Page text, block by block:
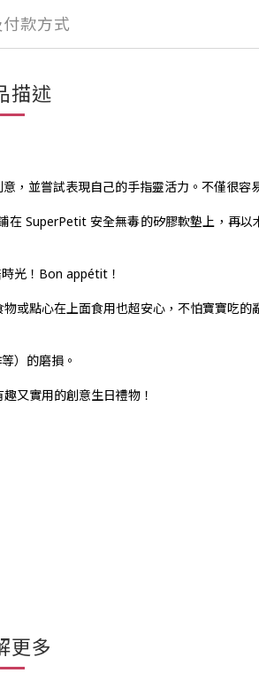
款方式
描述
，並嘗試表現自己的手指靈活力。不僅很
SuperPetit 安全無毒的矽膠軟墊上，再
光！Bon appétit！
或點心在上面食用也超安心，不怕寶寶吃
）的磨損。
又實用的創意生日禮物！
更多